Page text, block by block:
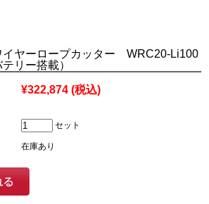
イヤーロープカッター WRC20-Li100
リー搭載）
¥322,874 (税込)
セット
在庫あり